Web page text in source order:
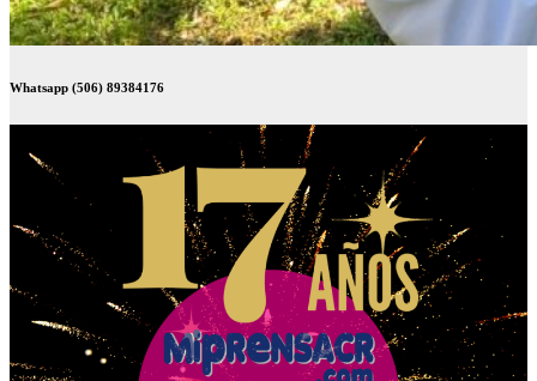
Whatsapp (506) 89384176